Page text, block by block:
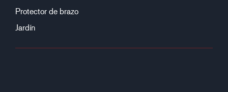
Protector de brazo
Jardín